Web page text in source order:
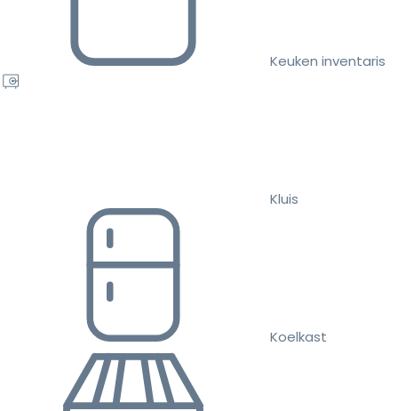
Keuken inventaris
Kluis
Koelkast